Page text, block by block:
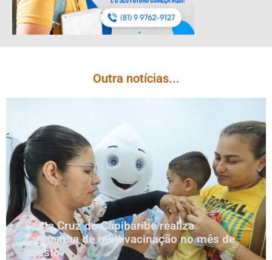
Outra notícias...
Santa Cruz do Capibaribe realiza
campanha de multivacinação no mês de
agosto